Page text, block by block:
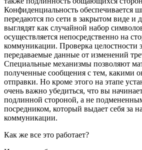
Конфиденциальность обеспечивается
передаются по сети в закрытом виде и
выглядят как случайной набор
осуществляется непосредственно на
коммуникации. Проверка целостности
передаваемые данные от изменений
Специальные механизмы позволяют
полученные сообщения с тем, какими
отправки. Но кроме этого на этапе
очень важно убедиться, что вы
подлинной стороной, а не
посредником, который выдает себя за
коммуникации.
Как же все это работает?